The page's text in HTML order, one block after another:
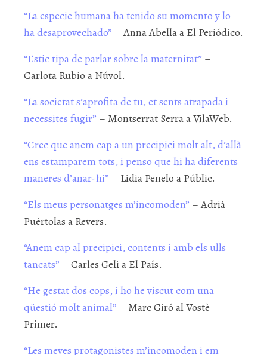
“La especie humana ha tenido su momento y lo
ha desaprovechado” – Anna Abella a El Periódico.
“Estic tipa de parlar sobre la maternitat” –
Carlota Rubio a Núvol.
“La societat s’aprofita de tu, et sents atrapada i
necessites fugir” – Montserrat Serra a VilaWeb.
“Crec que anem cap a un precipici molt alt, d’allà
ens estamparem tots, i penso que hi ha diferents
maneres d’anar-hi” – Lídia Penelo a Públic.
“Els meus personatges m’incomoden” – Adrià
Puértolas a Revers.
“Anem cap al precipici, contents i amb els ulls
tancats” – Carles Geli a El País.
“He gestat dos cops, i ho he viscut com una
qüestió molt animal” – Marc Giró al Vostè
Primer.
“Les meves protagonistes m’incomoden i em